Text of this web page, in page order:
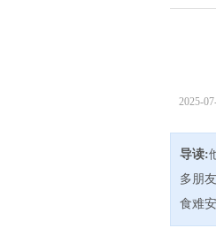
2025-
导读:
多朋
食难